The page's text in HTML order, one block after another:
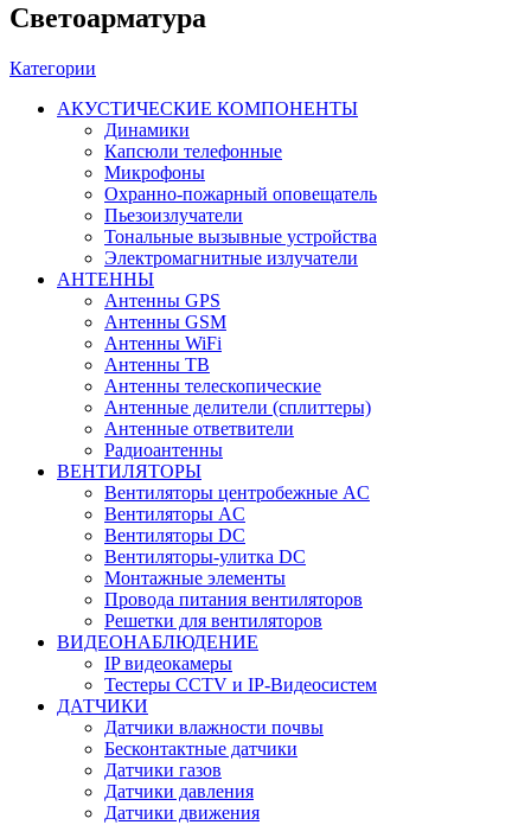
Светоарматура
Категории
АКУСТИЧЕСКИЕ КОМПОНЕНТЫ
Динамики
Капсюли телефонные
Микрофоны
Охранно-пожарный оповещатель
Пьезоизлучатели
Тональные вызывные устройства
Электромагнитные излучатели
АНТЕННЫ
Антенны GPS
Антенны GSM
Антенны WiFi
Антенны ТВ
Антенны телескопические
Антенные делители (сплиттеры)
Антенные ответвители
Радиоантенны
ВЕНТИЛЯТОРЫ
Вентиляторы центробежные AC
Вентиляторы AC
Вентиляторы DC
Вентиляторы-улитка DC
Монтажные элементы
Провода питания вентиляторов
Решетки для вентиляторов
ВИДЕОНАБЛЮДЕНИЕ
IP видеокамеры
Тестеры CCTV и IP-Видеосистем
ДАТЧИКИ
Датчики влажности почвы
Бесконтактные датчики
Датчики газов
Датчики давления
Датчики движения